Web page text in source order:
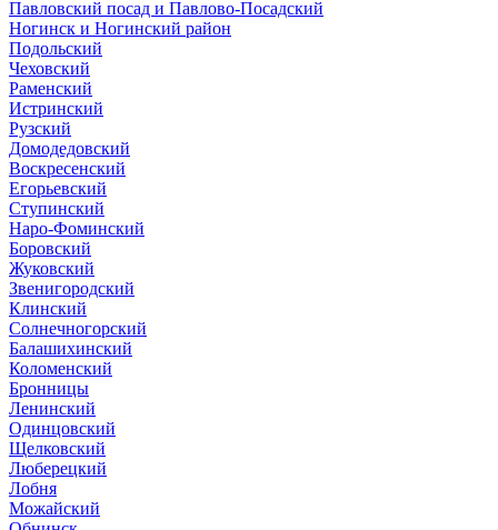
Павловский посад и Павлово-Посадский
Ногинск и Ногинский район
Подольский
Чеховский
Раменский
Истринский
Рузский
Домодедовский
Воскресенский
Егорьевский
Ступинский
Наро-Фоминский
Боровский
Жуковский
Звенигородский
Клинский
Солнечногорский
Балашихинский
Коломенский
Бронницы
Ленинский
Одинцовский
Щелковский
Люберецкий
Лобня
Можайский